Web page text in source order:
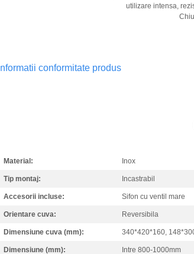
utilizare intensa,
Informatii conformitate produs
Material: Inox
Tip montaj: Incastrabil
Accesorii incluse: Sifon cu ventil mare
Orientare cuva: Reversibila
Dimensiune cuva (mm): 340*420*160,
Dimensiune (mm): Intre 800-1000mm